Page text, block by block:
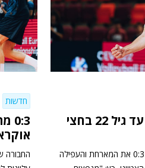
ענק: נבחרת הכדורעף עד גיל 22 בחצי
הישג אדיר בפורטוגל: ישראל הביסה 0:3 את המארחת והעפילה
חדשות
החבורה